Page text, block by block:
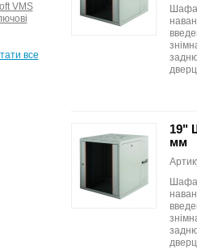
VMS
все
Шафа
19"
мм
Шафа